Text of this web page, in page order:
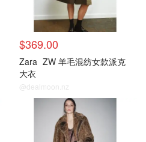
$369.00
Zara ZW 羊毛混纺女款派克
大衣
@dealmoon.nz